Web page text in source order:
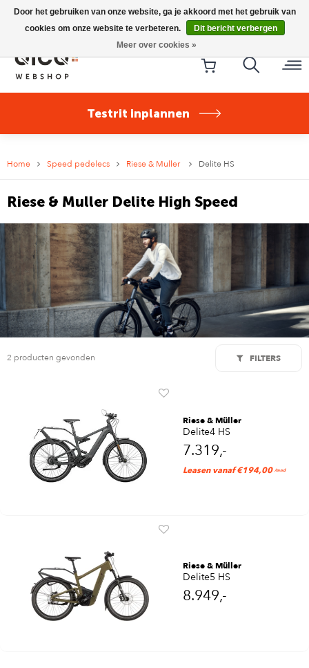
Riese & Müller Nevo5 Silent Core nu direct uit voorraad
leverbaar!
Testrit inplannen
Home Speed pedelecs Riese & Muller Delite HS
Riese & Muller Delite High Speed
2 producten gevonden FILTERS
Riese & Müller
Delite4 HS
7.319,-
Leasen vanaf €194,00 /mnd
Riese & Müller
Delite5 HS
8.949,-
Door het gebruiken van onze website, ga je akkoord met het gebruik van
cookies om onze website te verbeteren.
Dit bericht verbergen
Meer over cookies »